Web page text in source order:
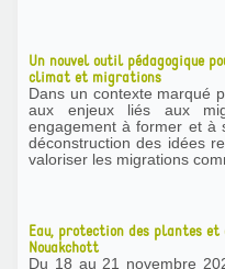
Un nouvel outil pédagogique
climat et migrations
Dans un contexte marqué
aux enjeux liés aux
engagement à former et à
déconstruction des idées
valoriser les migrations
Eau, protection des plantes
Nouakchott
Du 18 au 21 novembre